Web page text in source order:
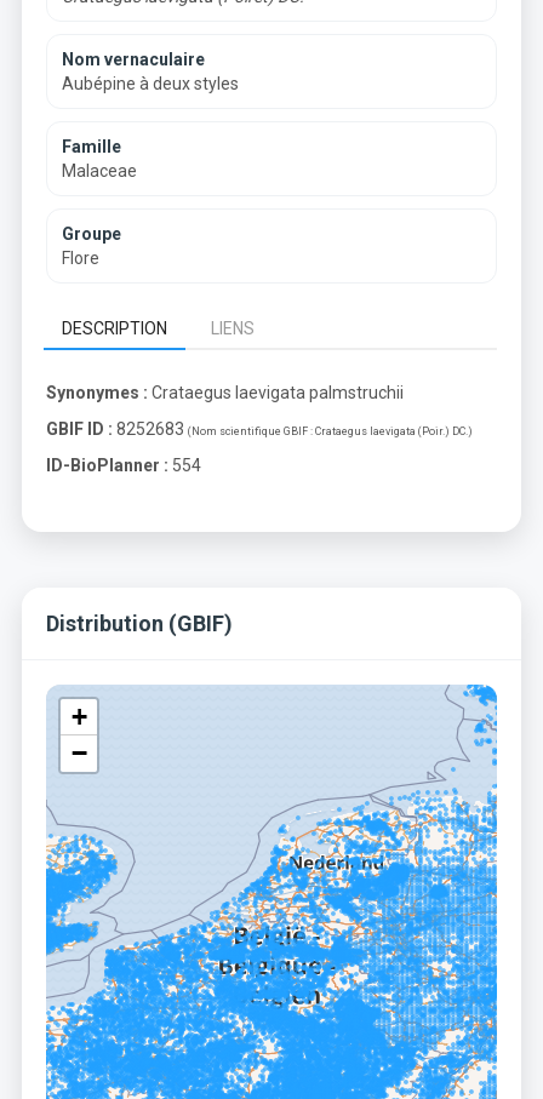
Nom vernaculaire
Aubépine à deux styles
Famille
Malaceae
Groupe
Flore
DESCRIPTION LIENS
Synonymes : Crataegus laevigata palmstruchii
GBIF ID : 8252683 (Nom scientifique GBIF : Crataegus laevigata (Poir.) DC.)
ID-BioPlanner : 554
Distribution (GBIF)
+
−